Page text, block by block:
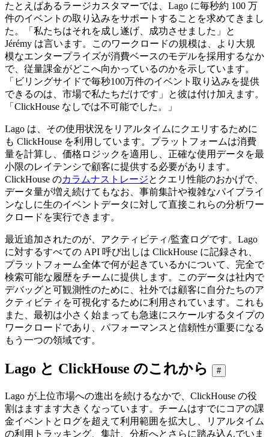
たとえばあるラージカスタマーでは、Lago に毎秒約 100 万
件のイベントの取り込みをサポートすることを求めてきまし
た。「私たちはそれを成し遂げ、成功させました」と
Jérémy は言います。このワークロードの規模は、より大規
模なエンタープライズが消費ベースのモデルを採用するなか
で、従量課金がどこへ向かっているのかを示しています。
「ビリングサイドで毎秒100万件のイベント取り込みを提供
できるのは、市場で私たちだけです」と彼は付け加えます。
「ClickHouse なしでは不可能でした。」
Lago は、その使用状況をリアルタイムにクエリするために
も ClickHouse を利用しています。プラットフォームは消費
量を計算し、価格ロジックを適用し、正確な使用データを最
小限のレイテンシで顧客に提供する必要があります。
ClickHouse のカラムナストレージとクエリ性能のおかげで、
データ量が増え続けてもなお、事前集計や複雑なパイプライ
ンなしに生のイベントデータに対して直接これらの分析ワー
クロードを実行できます。
最近追加されたのが、アクティビティ/監査ログです。Lago
に対するすべての API 呼び出しは ClickHouse に記録され、
プラットフォーム全体で何が起きているかについて、完全で
検索可能な履歴をチームに提供します。このデータは社内で
デバッグと可観測性のために、社外では顧客に自分たちのア
クティビティを可視化するために利用されています。これも
また、最初は小さく始まっても急速にスケールするタイプの
ワークロードであり、パフォーマンスと信頼性が重要になる
もう一つの領域です。
Lago と ClickHouse のこれから #
Lago が上位市場への進出を続けるなかで、ClickHouse の役
割はますます大きくなっています。チームはすでにコアの課
金イベントとログを超えて利用範囲を拡大し、リアルタイム
の利用トラッキング、集計、分析へとさらに踏み込んでいま